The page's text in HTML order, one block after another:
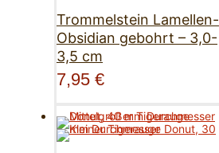
Trommelstein Lamellen-
Obsidian gebohrt – 3,0-
3,5 cm
7,95 €